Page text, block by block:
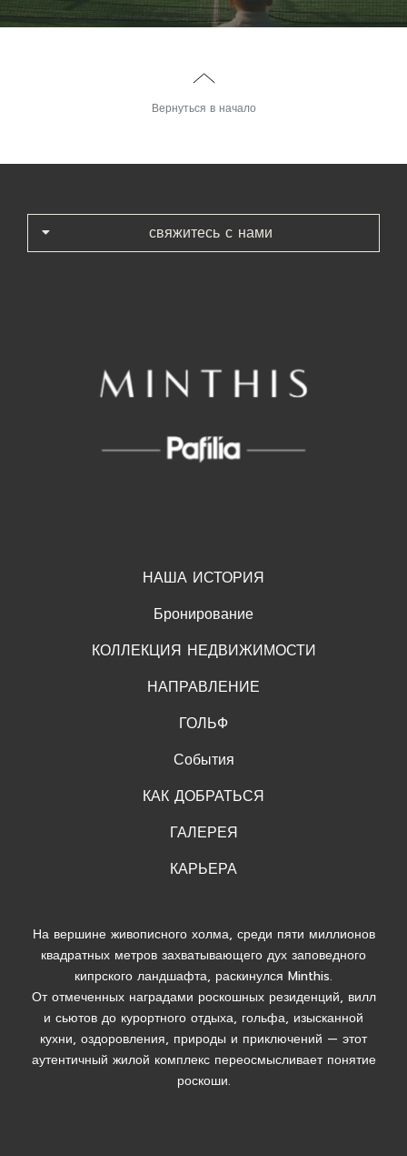
Вернуться в начало
свяжитесь с нами
НАША ИСТОРИЯ
Бронирование
КОЛЛЕКЦИЯ НЕДВИЖИМОСТИ
НАПРАВЛЕНИЕ
ГОЛЬФ
События
КАК ДОБРАТЬСЯ
ГАЛЕРЕЯ
КАРЬЕРА
На вершине живописного холма, среди пяти миллионов
квадратных метров захватывающего дух заповедного
кипрского ландшафта, раскинулся Minthis.
От отмеченных наградами роскошных резиденций, вилл
и сьютов до курортного отдыха, гольфа, изысканной
кухни, оздоровления, природы и приключений — этот
аутентичный жилой комплекс переосмысливает понятие
роскоши.